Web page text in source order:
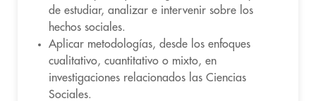
de estudiar, analizar e intervenir sobre los
hechos sociales.
Aplicar metodologías, desde los enfoques
cualitativo, cuantitativo o mixto, en
investigaciones relacionados las Ciencias
Sociales.